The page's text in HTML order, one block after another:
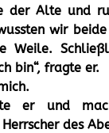
der Alte und
wir
Weile.
bin“, fragte er.
er und
des